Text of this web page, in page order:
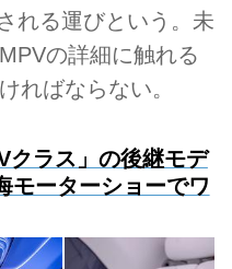
れる運びという。未
の詳細に触れる
ればならない。
クラス」の後継モデ
モーターショーでワ